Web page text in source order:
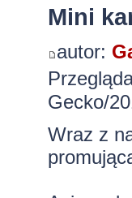
Mini
autor:
Gecko/
Wraz z